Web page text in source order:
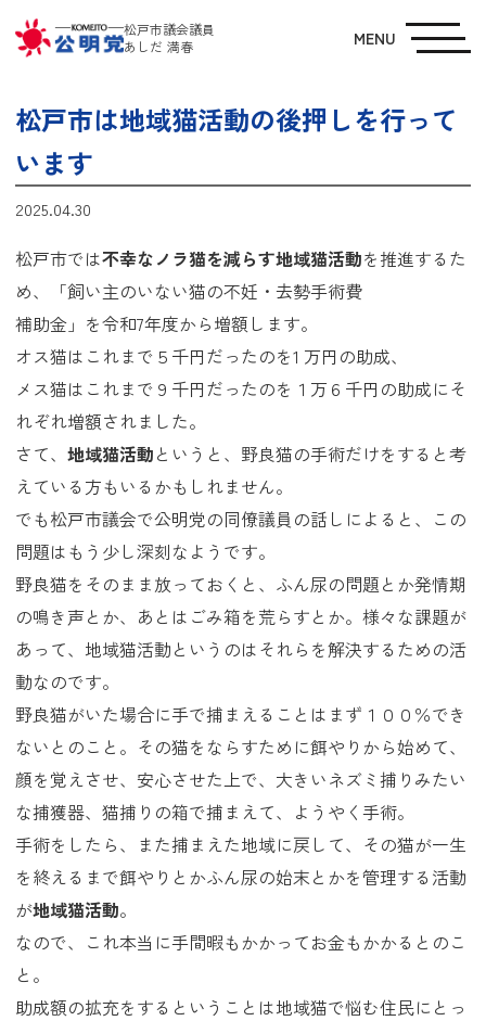
松戸市議会議員
あしだ 満春
MENU
松戸市は地域猫活動の後押しを行って
います
2025.04.30
松戸市では不幸なノラ猫を減らす地域猫活動を推進するた
め、「飼い主のいない猫の不妊・去勢手術費
補助金」を令和7年度から増額します。
オス猫はこれまで５千円だったのを1 万円の助成、
メス猫はこれまで９千円だったのを１万６千円の助成にそ
れぞれ増額されました。
さて、 地域猫活動というと、野良猫の手術だけをすると考
えている方もいるかもしれません。
でも松戸市議会で公明党の同僚議員の話しによると、この
問題はもう少し深刻なようです。
野良猫をそのまま放っておくと、ふん尿の問題とか発情期
の鳴き声とか、あとはごみ箱を荒らすとか。様々な課題が
あって、地域猫活動というのはそれらを解決するための活
動なのです。
野良猫がいた場合に手で捕まえることはまず１００％でき
ないとのこと。その猫をならすために餌やりから始めて、
顔を覚えさせ、安心させた上で、大きいネズミ捕りみたい
な捕獲器、猫捕りの箱で捕まえて、ようやく手術。
手術をしたら、また捕まえた地域に戻して、その猫が一生
を終えるまで餌やりとかふん尿の始末とかを管理する活動
が地域猫活動。
なので、これ本当に手間暇もかかってお金もかかるとのこ
と。
助成額の拡充をするということは地域猫で悩む住民にとっ